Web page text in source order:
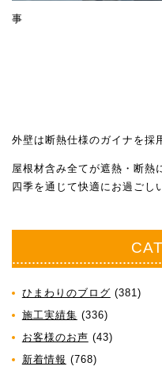
事
外壁は断熱仕様のガイナを採
屋根材含み全てが遮熱・断熱
四季を通じて快適にお過ごし
ひまわりのブログ (381)
施工実績集 (336)
お客様のお声 (43)
新着情報 (768)